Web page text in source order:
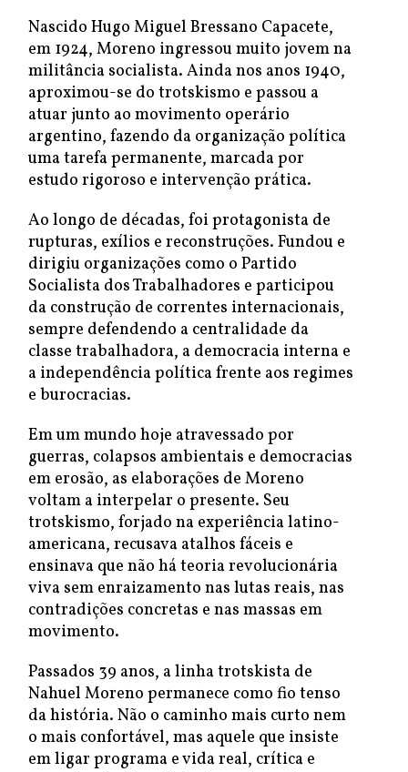
Nascido Hugo Miguel Bressano Capacete,
em 1924, Moreno ingressou muito jovem na
militância socialista. Ainda nos anos 1940,
aproximou-se do trotskismo e passou a
atuar junto ao movimento operário
argentino, fazendo da organização política
uma tarefa permanente, marcada por
estudo rigoroso e intervenção prática.
Ao longo de décadas, foi protagonista de
rupturas, exílios e reconstruções. Fundou e
dirigiu organizações como o Partido
Socialista dos Trabalhadores e participou
da construção de correntes internacionais,
sempre defendendo a centralidade da
classe trabalhadora, a democracia interna e
a independência política frente aos regimes
e burocracias.
Em um mundo hoje atravessado por
guerras, colapsos ambientais e democracias
em erosão, as elaborações de Moreno
voltam a interpelar o presente. Seu
trotskismo, forjado na experiência latino-
americana, recusava atalhos fáceis e
ensinava que não há teoria revolucionária
viva sem enraizamento nas lutas reais, nas
contradições concretas e nas massas em
movimento.
Passados 39 anos, a linha trotskista de
Nahuel Moreno permanece como fio tenso
da história. Não o caminho mais curto nem
o mais confortável, mas aquele que insiste
em ligar programa e vida real, crítica e